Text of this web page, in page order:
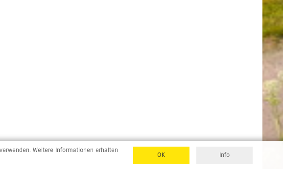
Weitere Informationen erhalten
OK Info